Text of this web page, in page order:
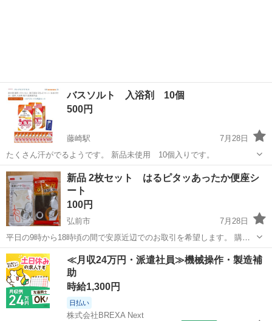
バスソルト 入浴剤 10個
500円
藤崎駅
7月28日
たくさん汗がでるようです。 新品未使用 10個入りです。
青森 弘前市 藤崎駅 家庭用品
新品 2枚セット はるピタッあったか便座シ
ート
100円
弘前市
7月28日
平日の9時から18時頃の間で安原近辺でのお取引を希望します。 購入
ご希望の際は、ご希望の日時を合わせてお問合せいただけると助かり
ます。 よろしくお願いいたします。
青森 弘前市 家庭用品 便座
≪月収24万円・派遣社員≫機械操作・製造補
助
時給1,300円
日払い
株式会社BREXA Next